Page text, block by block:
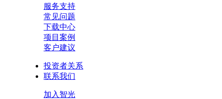
服务支持
常见问题
下载中心
项目案例
客户建议
投资者关系
联系我们
加入智光